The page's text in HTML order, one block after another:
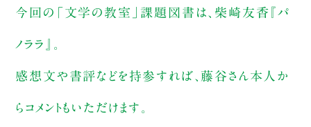
今回の「文学の教室」課題図書は、柴崎友香『パ
ノララ』。
感想文や書評などを持参すれば、藤谷さん本人か
らコメントもいただけます。